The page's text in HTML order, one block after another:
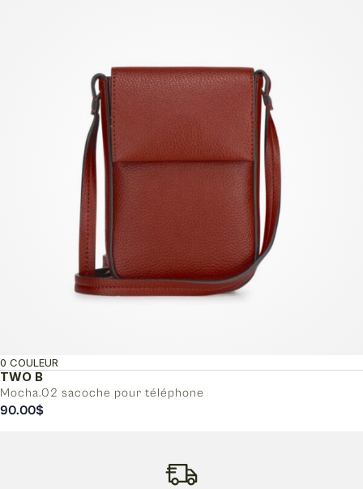
TWO B
Mocha.02 sacoche pour téléphone
0 COULEUR
90.00$